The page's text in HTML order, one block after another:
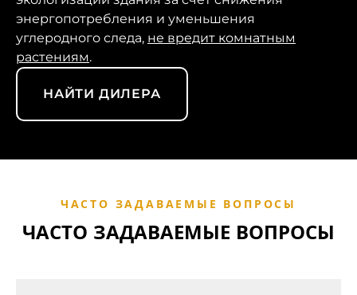
энергопотребления и уменьшения
углеродного следа, не вредит комнатным
растениям.
НАЙТИ ДИЛЕРА
ЧАСТО ЗАДАВАЕМЫЕ ВОПРОСЫ
ЧАСТО ЗАДАВАЕМЫЕ ВОПРОСЫ